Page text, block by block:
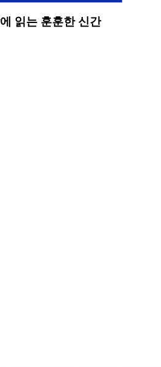
읽는 훈훈한 신간